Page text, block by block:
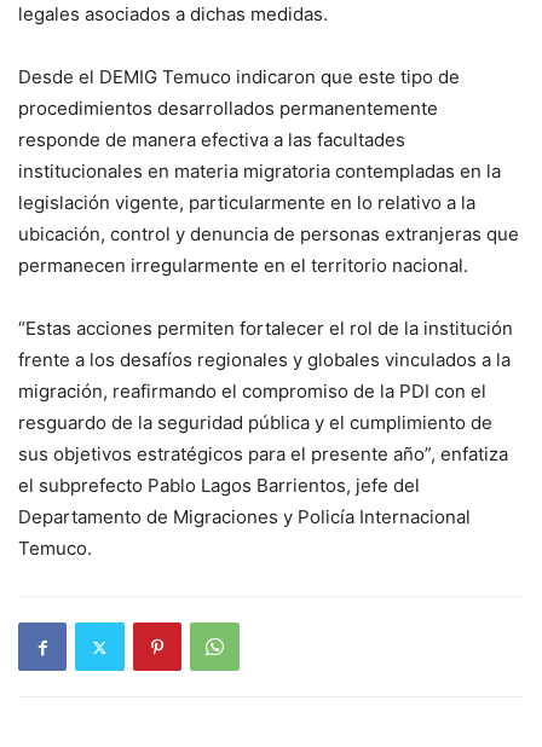
legales asociados a dichas medidas.
Desde el DEMIG Temuco indicaron que este tipo de
procedimientos desarrollados permanentemente
responde de manera efectiva a las facultades
institucionales en materia migratoria contempladas en la
legislación vigente, particularmente en lo relativo a la
ubicación, control y denuncia de personas extranjeras que
permanecen irregularmente en el territorio nacional.
“Estas acciones permiten fortalecer el rol de la institución
frente a los desafíos regionales y globales vinculados a la
migración, reafirmando el compromiso de la PDI con el
resguardo de la seguridad pública y el cumplimiento de
sus objetivos estratégicos para el presente año”, enfatiza
el subprefecto Pablo Lagos Barrientos, jefe del
Departamento de Migraciones y Policía Internacional
Temuco.